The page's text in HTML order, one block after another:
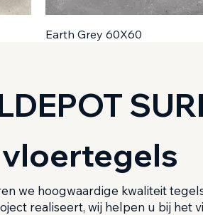
Earth Grey 60X60
we hoogwaardige kwaliteit
realiseert, wij helpen u bij het